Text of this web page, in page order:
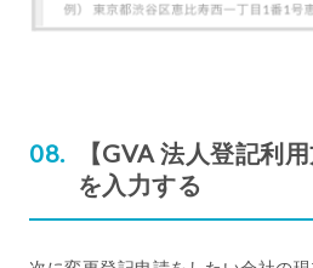
【GVA 法人登記利
を入力する